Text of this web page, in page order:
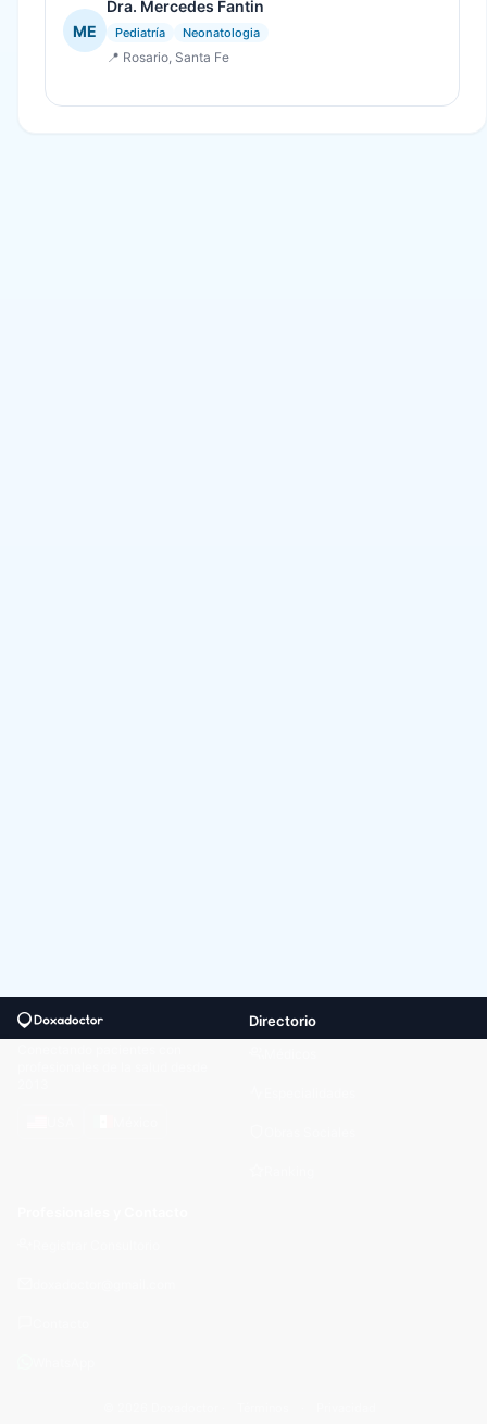
ME
Dra. Mercedes Fantin
Pediatría Neonatologia
📍 Rosario, Santa Fe
Directorio